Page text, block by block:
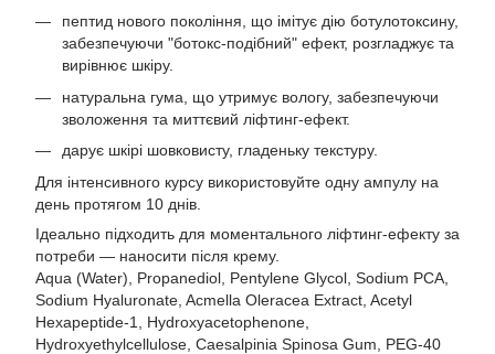
пептид нового покоління, що імітує дію ботулотоксину,
забезпечуючи "ботокс-подібний" ефект, розгладжує та
вирівнює шкіру.
натуральна гума, що утримує вологу, забезпечуючи
зволоження та миттєвий ліфтинг-ефект.
дарує шкірі шовковисту, гладеньку текстуру.
Для інтенсивного курсу використовуйте одну ампулу на
день протягом 10 днів.
Ідеально підходить для моментального ліфтинг-ефекту за
потреби — наносити після крему.
Aqua (Water), Propanediol, Pentylene Glycol, Sodium PCA,
Sodium Hyaluronate, Acmella Oleracea Extract, Acetyl
Hexapeptide-1, Hydroxyacetophenone,
Hydroxyethylcellulose, Caesalpinia Spinosa Gum, PEG-40